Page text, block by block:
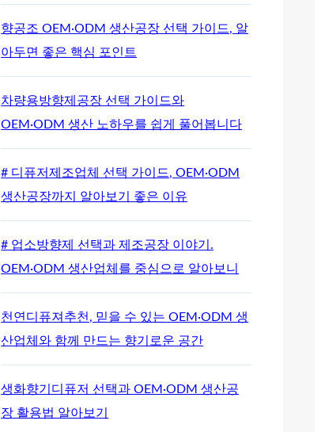
향공조 OEM·ODM 생산공장 선택 가이드, 알
아두면 좋은 핵심 포인트
차량용방향제공장 선택 가이드와
OEM·ODM 생산 노하우를 쉽게 풀어봅니다
# 디퓨저제조업체 선택 가이드, OEM·ODM
생산공장까지 알아보기 좋은 이유
# 업소방향제 선택과 제조공장 이야기.
OEM·ODM 생산업체를 중심으로 알아보니
천연디퓨져추천, 믿을 수 있는 OEM·ODM 생
산업체와 함께 만드는 향기로운 공간
생화향기디퓨저 선택과 OEM·ODM 생산공
장 활용법 알아보기